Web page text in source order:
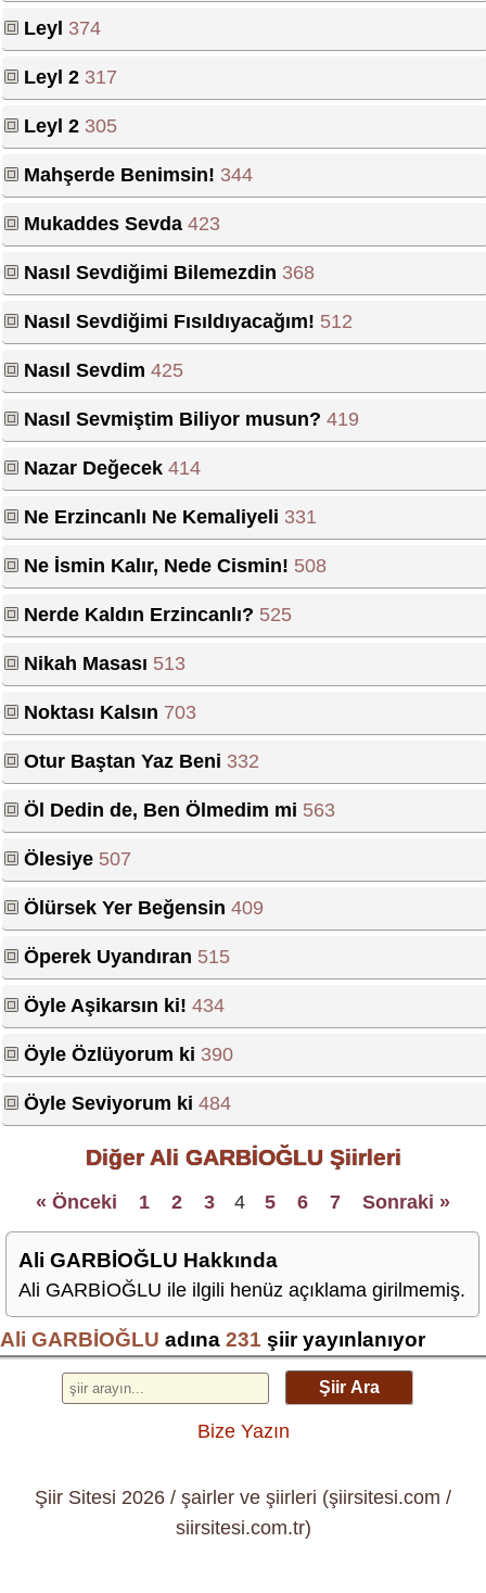
Leyl 374
Leyl 2 317
Leyl 2 305
Mahşerde Benimsin! 344
Mukaddes Sevda 423
Nasıl Sevdiğimi Bilemezdin 368
Nasıl Sevdiğimi Fısıldıyacağım! 512
Nasıl Sevdim 425
Nasıl Sevmiştim Biliyor musun? 419
Nazar Değecek 414
Ne Erzincanlı Ne Kemaliyeli 331
Ne İsmin Kalır, Nede Cismin! 508
Nerde Kaldın Erzincanlı? 525
Nikah Masası 513
Noktası Kalsın 703
Otur Baştan Yaz Beni 332
Öl Dedin de, Ben Ölmedim mi 563
Ölesiye 507
Ölürsek Yer Beğensin 409
Öperek Uyandıran 515
Öyle Aşikarsın ki! 434
Öyle Özlüyorum ki 390
Öyle Seviyorum ki 484
Diğer Ali GARBİOĞLU Şiirleri
« Önceki 1 2 3 4 5 6 7 Sonraki »
Ali GARBİOĞLU Hakkında
Ali GARBİOĞLU ile ilgili henüz açıklama girilmemiş.
Ali GARBİOĞLU adına 231 şiir yayınlanıyor
Şiir Ara
Bize Yazın
Şiir Sitesi 2026 / şairler ve şiirleri (şiirsitesi.com /
siirsitesi.com.tr)